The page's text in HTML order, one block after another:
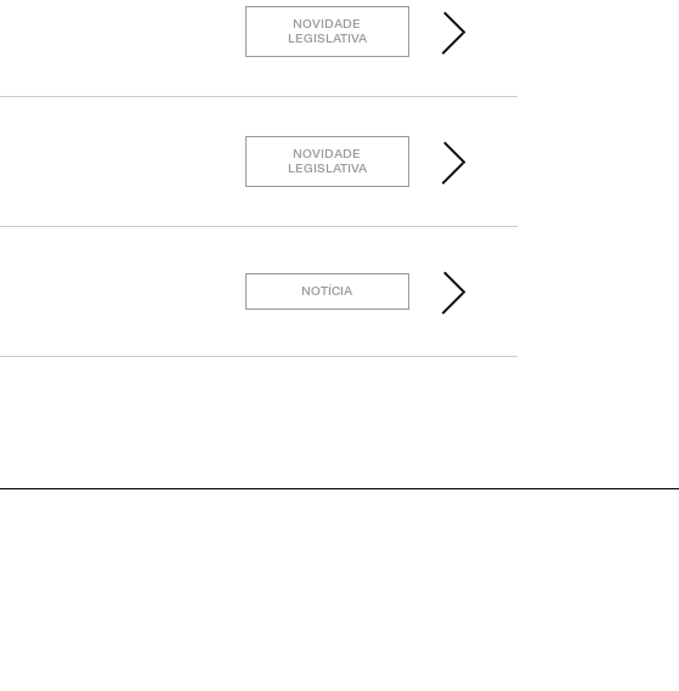
NOVIDADE
LEGISLATIVA
NOVIDADE
LEGISLATIVA
NOTÍCIA